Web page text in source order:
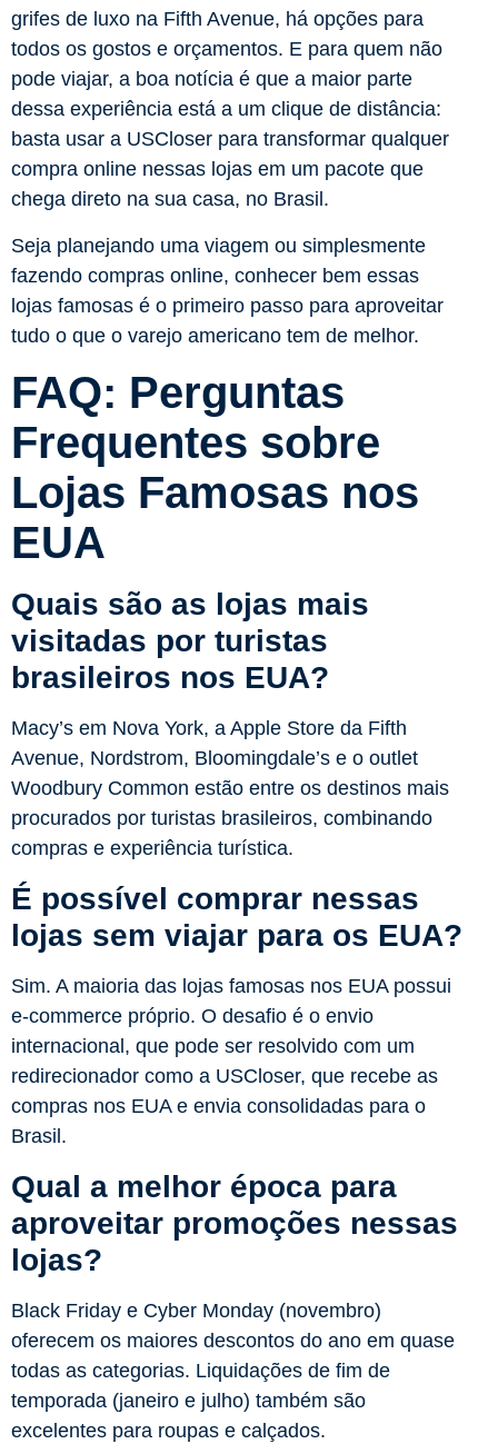
grifes de luxo na Fifth Avenue, há opções para
todos os gostos e orçamentos. E para quem não
pode viajar, a boa notícia é que a maior parte
dessa experiência está a um clique de distância:
basta usar a USCloser para transformar qualquer
compra online nessas lojas em um pacote que
chega direto na sua casa, no Brasil.
Seja planejando uma viagem ou simplesmente
fazendo compras online, conhecer bem essas
lojas famosas é o primeiro passo para aproveitar
tudo o que o varejo americano tem de melhor.
FAQ: Perguntas
Frequentes sobre
Lojas Famosas nos
EUA
Quais são as lojas mais
visitadas por turistas
brasileiros nos EUA?
Macy’s em Nova York, a Apple Store da Fifth
Avenue, Nordstrom, Bloomingdale’s e o outlet
Woodbury Common estão entre os destinos mais
procurados por turistas brasileiros, combinando
compras e experiência turística.
É possível comprar nessas
lojas sem viajar para os EUA?
Sim. A maioria das lojas famosas nos EUA possui
e-commerce próprio. O desafio é o envio
internacional, que pode ser resolvido com um
redirecionador como a USCloser, que recebe as
compras nos EUA e envia consolidadas para o
Brasil.
Qual a melhor época para
aproveitar promoções nessas
lojas?
Black Friday e Cyber Monday (novembro)
oferecem os maiores descontos do ano em quase
todas as categorias. Liquidações de fim de
temporada (janeiro e julho) também são
excelentes para roupas e calçados.